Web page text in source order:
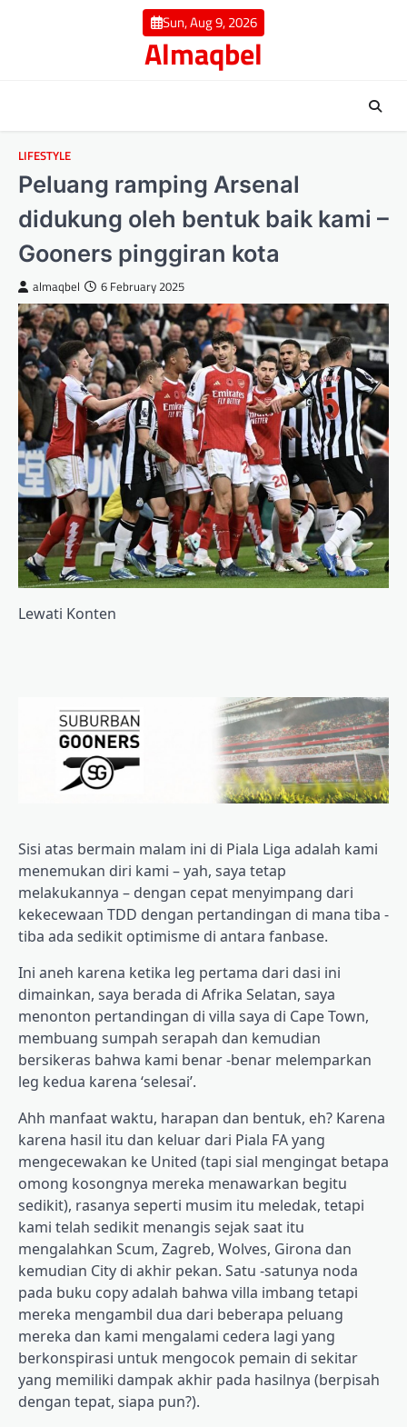
Sun, Aug 9, 2026
Almaqbel
LIFESTYLE
Peluang ramping Arsenal
didukung oleh bentuk baik kami –
Gooners pinggiran kota
almaqbel 6 February 2025
Lewati Konten
Sisi atas bermain malam ini di Piala Liga adalah kami
menemukan diri kami – yah, saya tetap
melakukannya – dengan cepat menyimpang dari
kekecewaan TDD dengan pertandingan di mana tiba -
tiba ada sedikit optimisme di antara fanbase.
Ini aneh karena ketika leg pertama dari dasi ini
dimainkan, saya berada di Afrika Selatan, saya
menonton pertandingan di villa saya di Cape Town,
membuang sumpah serapah dan kemudian
bersikeras bahwa kami benar -benar melemparkan
leg kedua karena ‘selesai’.
Ahh manfaat waktu, harapan dan bentuk, eh? Karena
karena hasil itu dan keluar dari Piala FA yang
mengecewakan ke United (tapi sial mengingat betapa
omong kosongnya mereka menawarkan begitu
sedikit), rasanya seperti musim itu meledak, tetapi
kami telah sedikit menangis sejak saat itu
mengalahkan Scum, Zagreb, Wolves, Girona dan
kemudian City di akhir pekan. Satu -satunya noda
pada buku copy adalah bahwa villa imbang tetapi
mereka mengambil dua dari beberapa peluang
mereka dan kami mengalami cedera lagi yang
berkonspirasi untuk mengocok pemain di sekitar
yang memiliki dampak akhir pada hasilnya (berpisah
dengan tepat, siapa pun?).